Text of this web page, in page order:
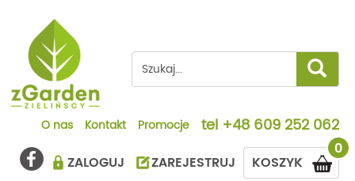
O nas Kontakt Promocje tel +48 609 252 062
0
KOSZYK
ZALOGUJ ZAREJESTRUJ